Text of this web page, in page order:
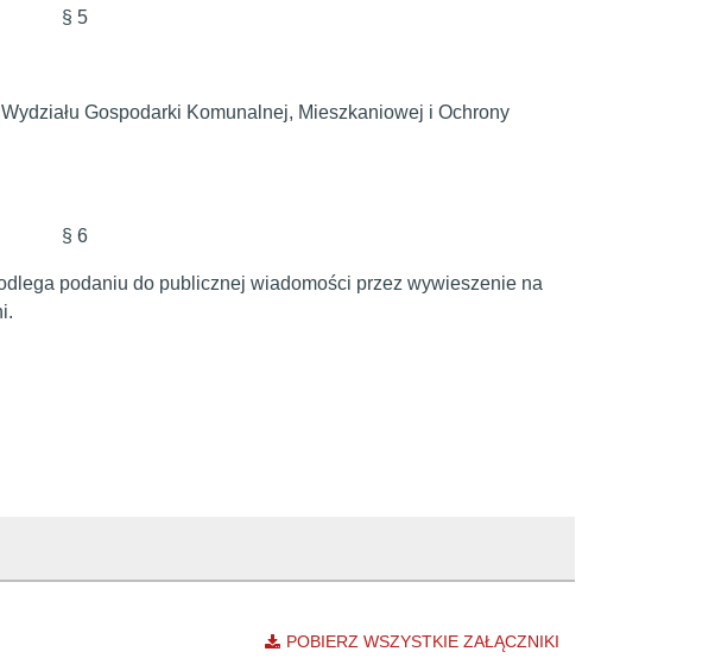
§ 5
Gospodarki Komunalnej, Mieszkaniowej i Ochrony
§ 6
podaniu do publicznej wiadomości przez wywieszenie na
POBIERZ WSZYSTKIE ZAŁĄCZNIKI